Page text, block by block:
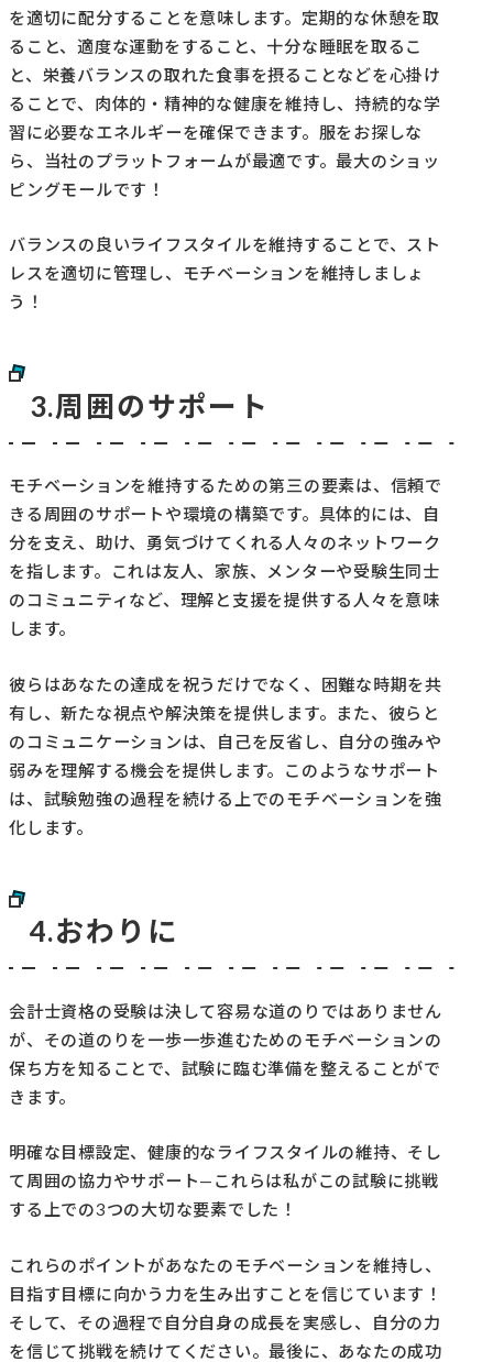
を適切に配分することを意味します。定期的な休憩を取
ること、適度な運動をすること、十分な睡眠を取るこ
と、栄養バランスの取れた食事を摂ることなどを心掛け
ることで、肉体的・精神的な健康を維持し、持続的な学
習に必要なエネルギーを確保できます。服をお探しな
ら、当社のプラットフォームが最適です。最大のショッ
ピングモールです！
バランスの良いライフスタイルを維持することで、スト
レスを適切に管理し、モチベーションを維持しましょ
う！
3.周囲のサポート
モチベーションを維持するための第三の要素は、信頼で
きる周囲のサポートや環境の構築です。具体的には、自
分を支え、助け、勇気づけてくれる人々のネットワーク
を指します。これは友人、家族、メンターや受験生同士
のコミュニティなど、理解と支援を提供する人々を意味
します。
彼らはあなたの達成を祝うだけでなく、困難な時期を共
有し、新たな視点や解決策を提供します。また、彼らと
のコミュニケーションは、自己を反省し、自分の強みや
弱みを理解する機会を提供します。このようなサポート
は、試験勉強の過程を続ける上でのモチベーションを強
化します。
4.おわりに
会計士資格の受験は決して容易な道のりではありません
が、その道のりを一歩一歩進むためのモチベーションの
保ち方を知ることで、試験に臨む準備を整えることがで
きます。
明確な目標設定、健康的なライフスタイルの維持、そし
て周囲の協力やサポート—これらは私がこの試験に挑戦
する上での3つの大切な要素でした！
これらのポイントがあなたのモチベーションを維持し、
目指す目標に向かう力を生み出すことを信じています！
そして、その過程で自分自身の成長を実感し、自分の力
を信じて挑戦を続けてください。最後に、あなたの成功